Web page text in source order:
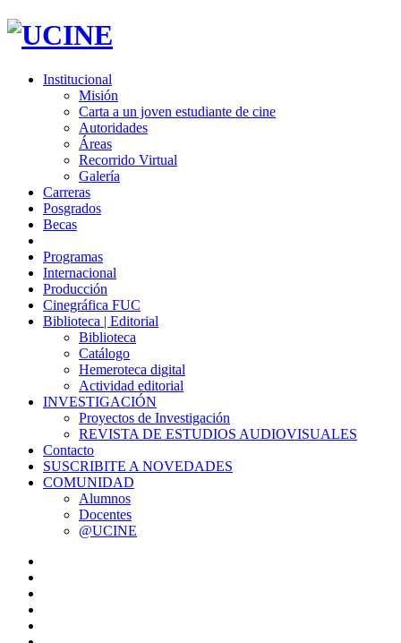
Institucional
Misión
Carta a un joven estudiante de cine
Autoridades
Áreas
Recorrido Virtual
Galería
Carreras
Posgrados
Becas
Programas
Internacional
Producción
Cinegráfica FUC
Biblioteca | Editorial
Biblioteca
Catálogo
Hemeroteca digital
Actividad editorial
INVESTIGACIÓN
Proyectos de Investigación
REVISTA DE ESTUDIOS AUDIOVISUALES
Contacto
SUSCRIBITE A NOVEDADES
COMUNIDAD
Alumnos
Docentes
@UCINE